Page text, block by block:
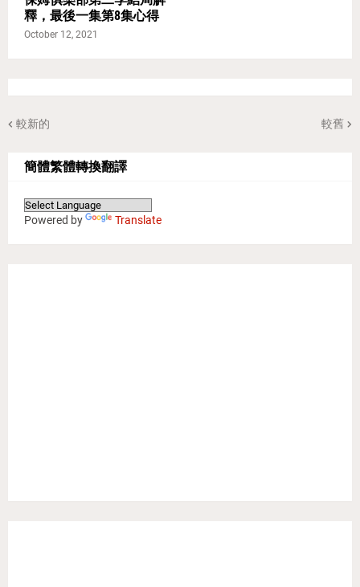
釋，最後一集第8集心得
October 12, 2021
較新的 較舊
簡體繁體轉換翻譯
Powered by Translate